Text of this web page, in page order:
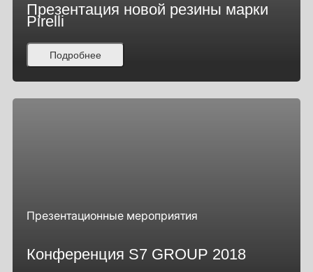
Презентация новой резины марки
Pirelli
Подробнее
Презентационные мероприятия
Конференция S7 GROUP 2018